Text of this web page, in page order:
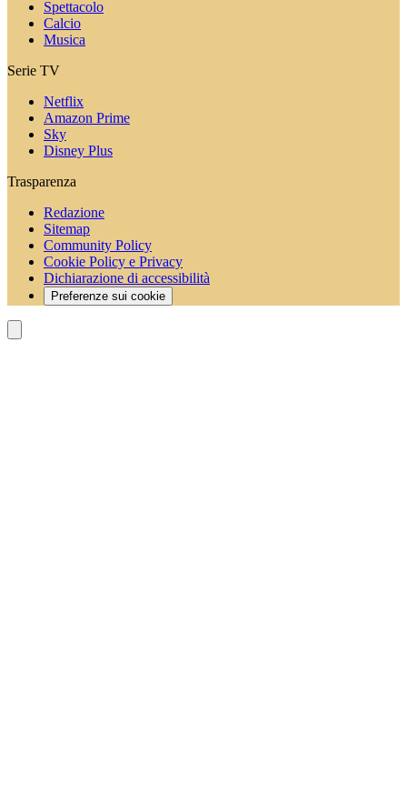
Spettacolo
Calcio
Musica
Serie TV
Netflix
Amazon Prime
Sky
Disney Plus
Trasparenza
Redazione
Sitemap
Community Policy
Cookie Policy e Privacy
Dichiarazione di accessibilità
Preferenze sui cookie